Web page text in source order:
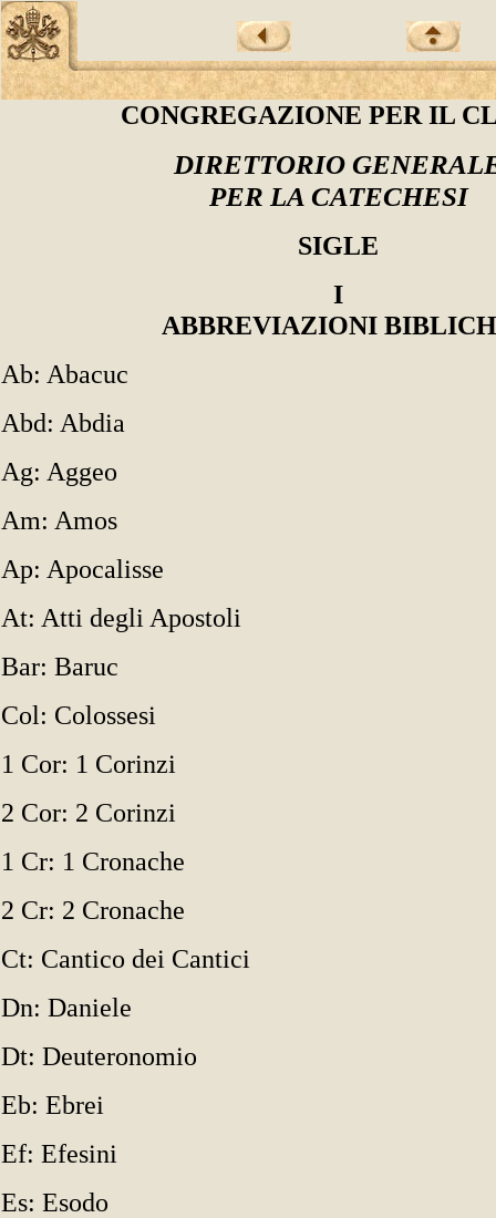
CONGREGAZIONE PER IL
DIRETTORIO
PER LA CATECHESI
SIGLE
I
ABBREVIAZIONI
Ab: Abacuc
Abd: Abdia
Ag: Aggeo
Am: Amos
Ap: Apocalisse
At: Atti degli Apostoli
Bar: Baruc
Col: Colossesi
1 Cor: 1 Corinzi
2 Cor: 2 Corinzi
1 Cr: 1 Cronache
2 Cr: 2 Cronache
Ct: Cantico dei Cantici
Dn: Daniele
Dt: Deuteronomio
Eb: Ebrei
Ef: Efesini
Es: Esodo